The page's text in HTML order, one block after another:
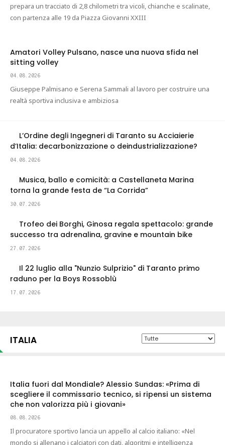
prepara un tracciato di 2,8 chilometri tra vicoli, chianche e scalinate,
con partenza alle 19 da Piazza Giovanni XXIII
Amatori Volley Pulsano, nasce una nuova sfida nel
sitting volley
04.08.2026
Giuseppe Palmisano e Serena Sammali al lavoro per costruire una
realtà sportiva inclusiva e ambiziosa
L’Ordine degli Ingegneri di Taranto su Acciaierie
d’Italia: decarbonizzazione o deindustrializzazione?
04.08.2026
Musica, ballo e comicità: a Castellaneta Marina
torna la grande festa de “La Corrida”
30.07.2026
Trofeo dei Borghi, Ginosa regala spettacolo: grande
successo tra adrenalina, gravine e mountain bike
27.07.2026
Il 22 luglio alla "Nunzio Sulprizio" di Taranto primo
raduno per la Boys Rossoblù
17.07.2026
ITALIA
Italia fuori dal Mondiale? Alessio Sundas: «Prima di
scegliere il commissario tecnico, si ripensi un sistema
che non valorizza più i giovani»
08.08.2026
Il procuratore sportivo lancia un appello al calcio italiano: «Nel
mondo si allenano i calciatori con dati, algoritmi e intelligenza